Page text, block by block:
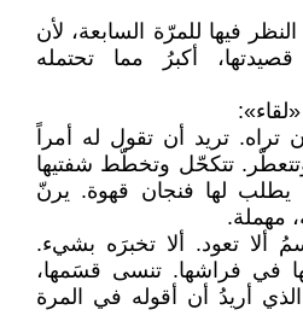
فيها للمرّة السابعة، لأن
أكبرُ مما تحتمله
تريد أن تقول له أمراً
تتكحّل وتخطّط شفتيها
يطلب لها فنجان قهوة. يرنّ
مهملة.
ألا تعود. ألا تخبرَه بشيء.
في فراشها. تنسى قسَمها،
أريدُ أن أقوله في المرة